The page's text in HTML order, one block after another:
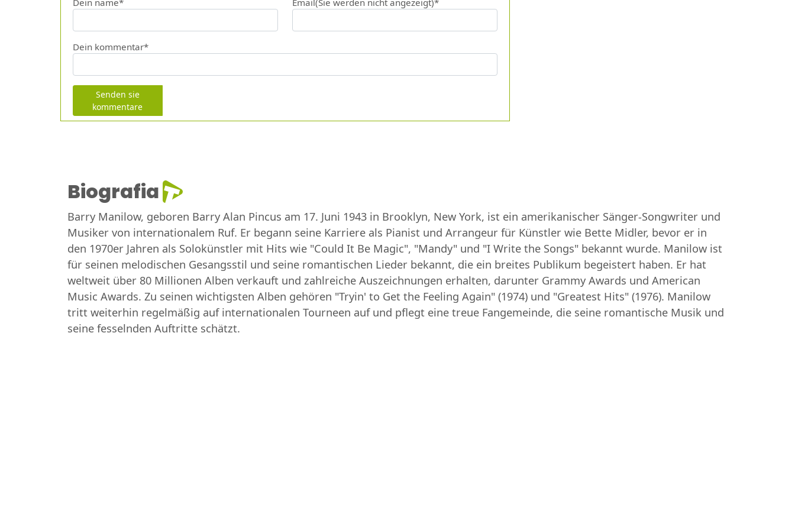
Dein name* Email(Sie werden nicht angezeigt)*
Dein kommentar*
Senden sie
kommentare
Biografia
Barry Manilow, geboren Barry Alan Pincus am 17. Juni 1943 in Brooklyn, New York, ist ein amerikanischer Sänger-Songwriter und
Musiker von internationalem Ruf. Er begann seine Karriere als Pianist und Arrangeur für Künstler wie Bette Midler, bevor er in
den 1970er Jahren als Solokünstler mit Hits wie "Could It Be Magic", "Mandy" und "I Write the Songs" bekannt wurde. Manilow ist
für seinen melodischen Gesangsstil und seine romantischen Lieder bekannt, die ein breites Publikum begeistert haben. Er hat
weltweit über 80 Millionen Alben verkauft und zahlreiche Auszeichnungen erhalten, darunter Grammy Awards und American
Music Awards. Zu seinen wichtigsten Alben gehören "Tryin' to Get the Feeling Again" (1974) und "Greatest Hits" (1976). Manilow
tritt weiterhin regelmäßig auf internationalen Tourneen auf und pflegt eine treue Fangemeinde, die seine romantische Musik und
seine fesselnden Auftritte schätzt.